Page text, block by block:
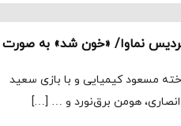
مسعود کیمیایی و با بازی سعید
انصاری، هومن برق‌نورد و … […]